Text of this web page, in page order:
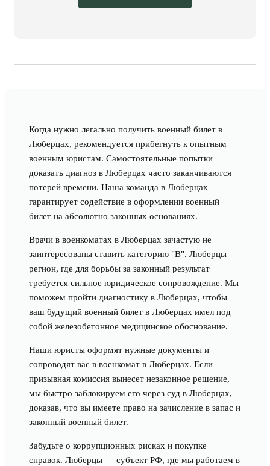
Когда нужно легально получить военный билет в
Люберцах, рекомендуется прибегнуть к опытным
военным юристам. Самостоятельные попытки
доказать диагноз в Люберцах часто заканчиваются
потерей времени. Наша команда в Люберцах
гарантирует содействие в оформлении военный
билет на абсолютно законных основаниях.
Врачи в военкоматах в Люберцах зачастую не
заинтересованы ставить категорию "В". Люберцы —
регион, где для борьбы за законный результат
требуется сильное юридическое сопровождение. Мы
поможем пройти диагностику в Люберцах, чтобы
ваш будущий военный билет в Люберцах имел под
собой железобетонное медицинское обоснование.
Наши юристы оформят нужные документы и
сопроводят вас в военкомат в Люберцах. Если
призывная комиссия вынесет незаконное решение,
мы быстро заблокируем его через суд в Люберцах,
доказав, что вы имеете право на зачисление в запас и
законный военный билет.
Забудьте о коррупционных рисках и покупке
справок. Люберцы — субъект РФ, где мы работаем в